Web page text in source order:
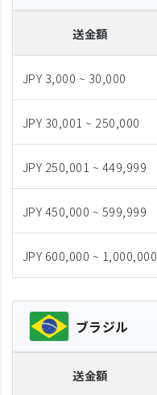
送金額
JPY 3,000 ~ 30,000
JPY 30,001 ~ 250,000
JPY 250,001 ~ 449,999
JPY 450,000 ~ 599,999
JPY 600,000 ~ 1,000,000
ブラジル
送金額